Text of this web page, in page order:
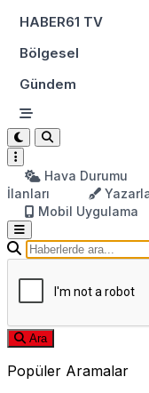
HABER61 TV
Bölgesel
Gündem
Hava Durumu
İlanları
Mobil Uygulama
Ara
Popüler Aramalar